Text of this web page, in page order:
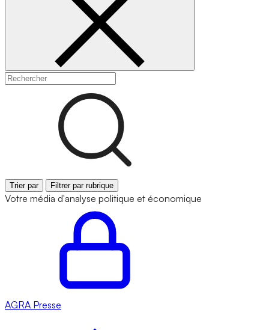
Trier par Filtrer par rubrique
Votre média d'analyse politique et économique
AGRA Presse